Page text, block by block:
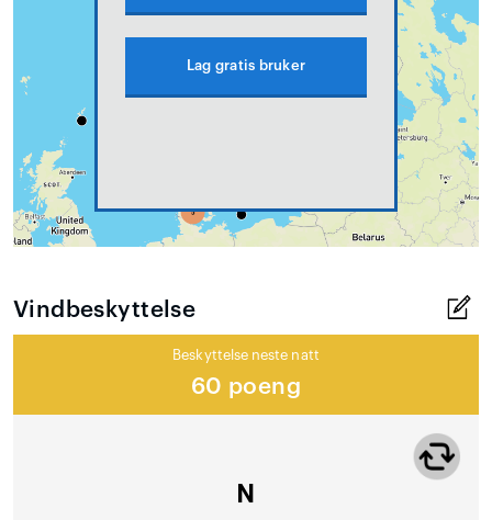
Lag gratis bruker
Vindbeskyttelse
Beskyttelse neste natt
60 poeng
N